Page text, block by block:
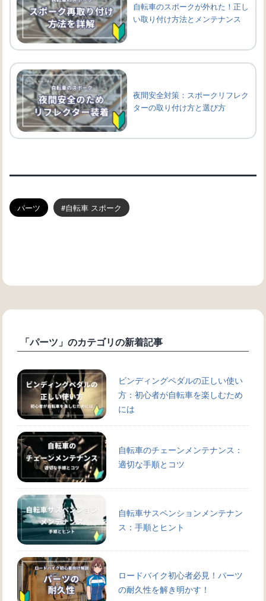
自転車のスポークが外れた！正し
い取り付け方法とメンテナンス
夜間安全対策：スポークリフレク
ターの取り付け方と選び方
パーツ 自転車 スポーク
「パーツ」のカテゴリの新着記事
ビンディングペダルの正しい使い
方：初心者が自転車を楽しむため
には
自転車のチェーンメンテナンス：
適切な手順とコツ
自転車サスペンションメンテナン
ス：手順とヒント
ロードバイク初心者必見！パーツ
の耐久性を解き明かす！